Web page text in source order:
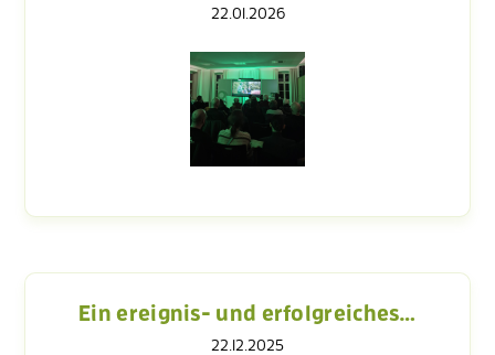
22.01.2026
Ein ereignis- und erfolgreiches…
22.12.2025